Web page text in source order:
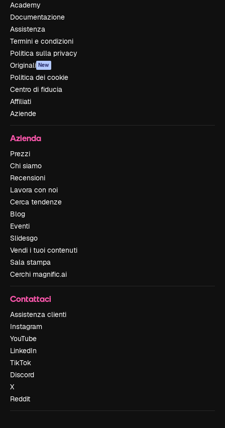
Academy
Documentazione
Assistenza
Termini e condizioni
Politica sulla privacy
Originali New
Politica dei cookie
Centro di fiducia
Affiliati
Aziende
Azienda
Prezzi
Chi siamo
Recensioni
Lavora con noi
Cerca tendenze
Blog
Eventi
Slidesgo
Vendi i tuoi contenuti
Sala stampa
Cerchi magnific.ai
Contattaci
Assistenza clienti
Instagram
YouTube
LinkedIn
TikTok
Discord
X
Reddit